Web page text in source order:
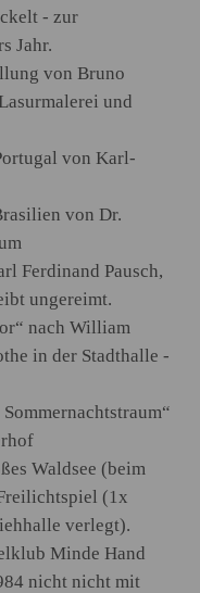
- zur
Jahr.
von Bruno
und
von Karl-
von Dr.
Ferdinand Pausch,
ungereimt.
nach William
in der Stadthalle -
Waldsee (beim
(1x
verlegt).
Minde Hand
nicht nicht mit